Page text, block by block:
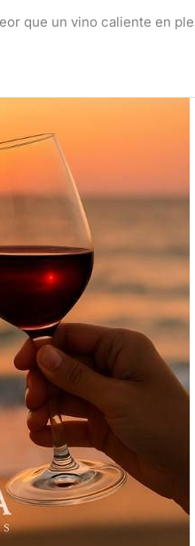
que un vino caliente en